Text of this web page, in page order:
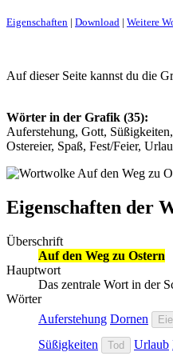
Eigenschaften | Download | Weitere
Auf dieser Seite kannst du die
Wörter in der Grafik (35):
Auferstehung, Gott,
Ostereier, Spaß, Fest/Feier,
Eigenschaften der
Überschrift
Auf den Weg zu Ostern
Hauptwort
Das zentrale Wort in der
Wörter
Auferstehung Dornen
Süßigkeiten
Tod Urlaub